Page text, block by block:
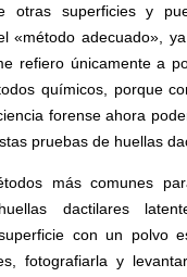
otras superficies y
«método adecuado»,
refiero únicamente a
químicos, porque
forense ahora
pruebas de huellas
más comunes
dactilares
con un polvo
fotografiarla y